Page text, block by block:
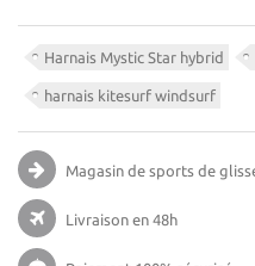
Harnais Mystic Star hybrid
harnais kitesurf windsurf
Magasin de sports de
Livraison en 48h